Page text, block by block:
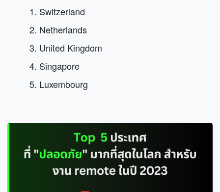
1. Switzerland
2. Netherlands
3. United Kingdom
4. Singapore
5. Luxembourg